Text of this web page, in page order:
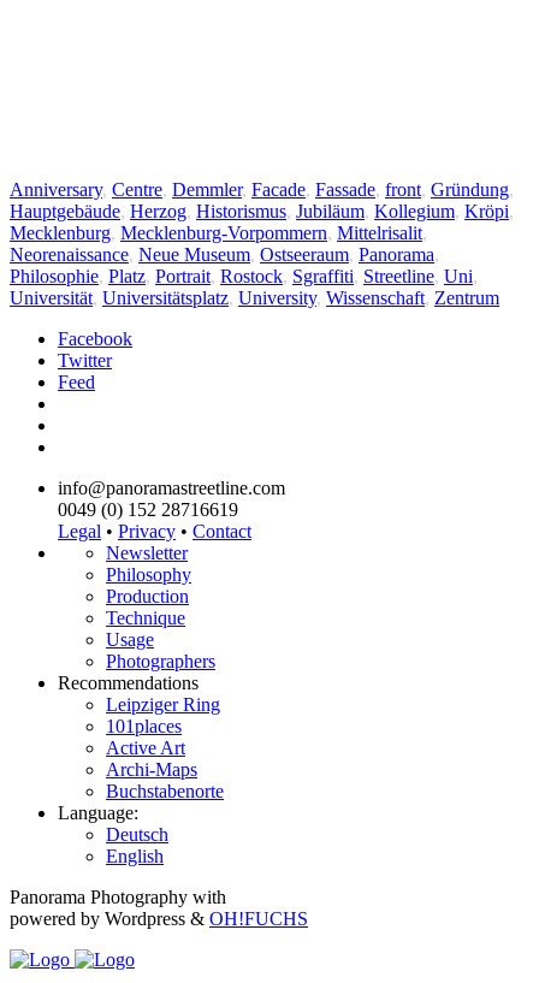
Anniversary, Centre, Demmler, Facade, Fassade, front, Gründung,
Hauptgebäude, Herzog, Historismus, Jubiläum, Kollegium, Kröpi,
Mecklenburg, Mecklenburg-Vorpommern, Mittelrisalit,
Neorenaissance, Neue Museum, Ostseeraum, Panorama,
Philosophie, Platz, Portrait, Rostock, Sgraffiti, Streetline, Uni,
Universität, Universitätsplatz, University, Wissenschaft, Zentrum
Facebook
Twitter
Feed
info@panoramastreetline.com
0049 (0) 152 28716619
Legal • Privacy • Contact
Newsletter
Philosophy
Production
Technique
Usage
Photographers
Recommendations
Leipziger Ring
101places
Active Art
Archi-Maps
Buchstabenorte
Language:
Deutsch
English
Panorama Photography with
powered by Wordpress & OH!FUCHS